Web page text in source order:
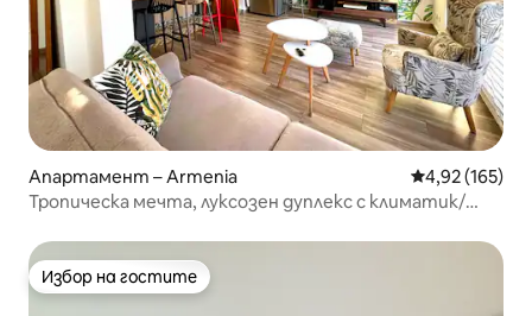
Апартамент – Armenia Средна
4,92 (165)
Тропическа мечта, луксозен дуплекс с климатик/
Избор на гостите
Избор на гостите